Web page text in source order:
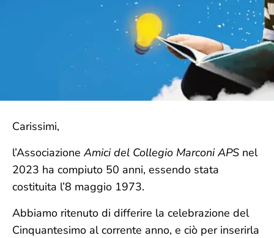
Carissimi,
l’AssociazioneAmici del Collegio Marconi APS nel
2023 ha compiuto 50 anni, essendo stata
costituita l’8 maggio 1973.
Abbiamo ritenuto di differire la celebrazione del
Cinquantesimo al corrente anno, e ciò per inserirla